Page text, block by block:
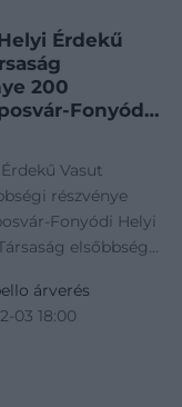
Érdekű
200
részvénye
Vasut
részvénye
Fonyódi Helyi
elsőbbségi
árverés
03 18:00